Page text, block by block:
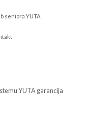
seniora YUTA
YUTA garancija